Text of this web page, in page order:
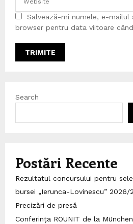
Salvează-mi numele, e-
browser pentru data viitoare
Search
Postări Recente
Rezultatul concursului pentru
bursei „Ierunca-Lovinescu” 2026/
Precizări de presă
Conferința ROUNIT de la München